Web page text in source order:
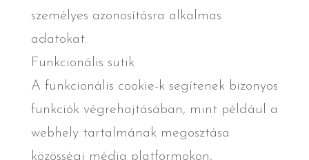
személyes azonosításra alkalmas
adatokat.
Funkcionális sütik
A funkcionális cookie-k segítenek bizonyos
funkciók végrehajtásában, mint például a
webhely tartalmának megosztása
közösségi média platformokon,